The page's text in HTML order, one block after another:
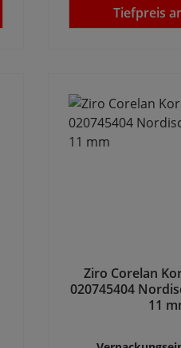
Tiefpreis
Ziro Corelan
020745404
11